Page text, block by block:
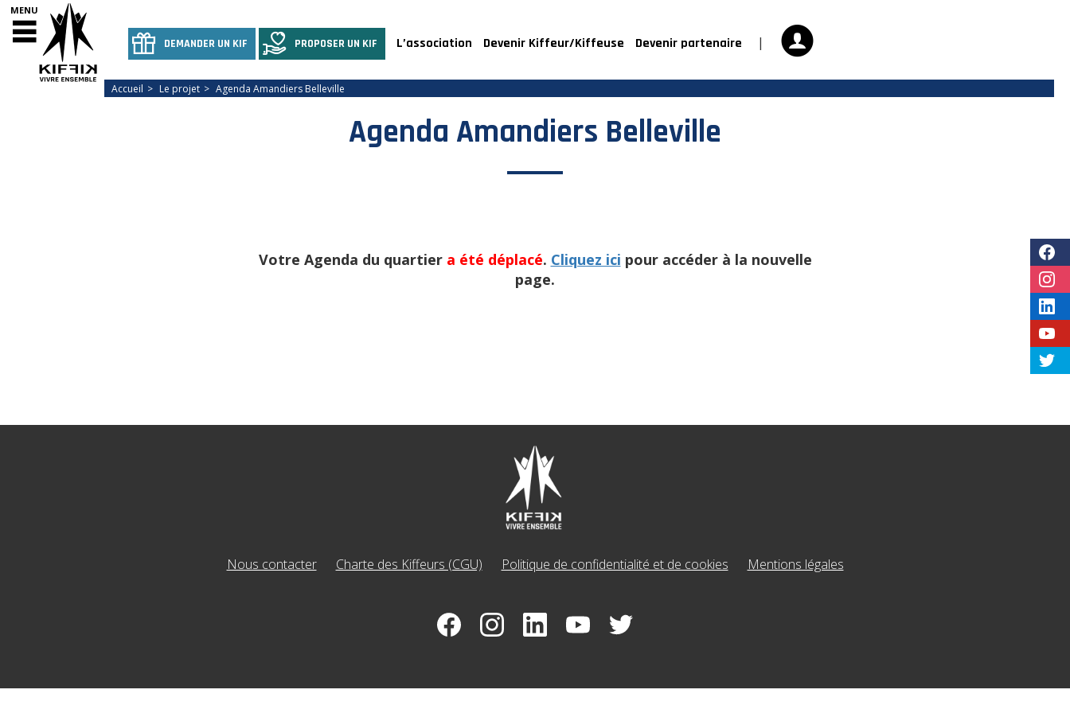
MENU
DEMANDER UN KIF PROPOSER UN KIF L’association Devenir Kiffeur/Kiffeuse Devenir partenaire |
Accueil Le projet Agenda Amandiers Belleville
Agenda Amandiers Belleville
Votre Agenda du quartier a été déplacé. Cliquez ici pour accéder à la nouvelle
page.
Nous contacter Charte des Kiffeurs (CGU) Politique de confidentialité et de cookies Mentions légales